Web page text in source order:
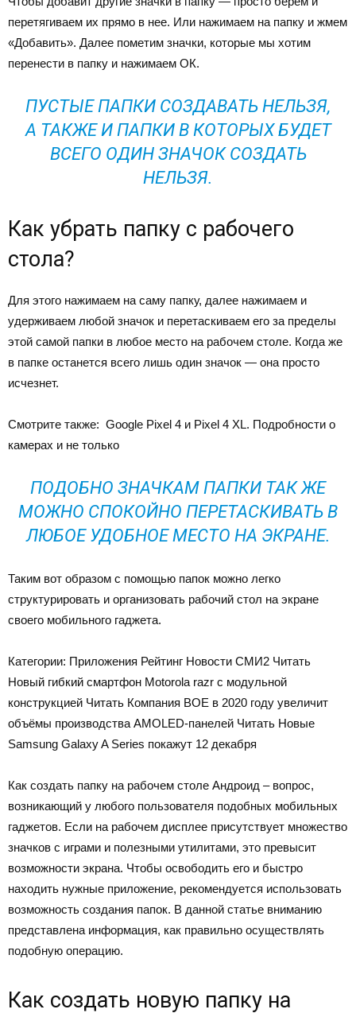
перетягиваем их прямо в нее. Или нажимаем на папку и жмем
«Добавить». Далее пометим значки, которые мы хотим
перенести в папку и нажимаем ОК.
ПУСТЫЕ ПАПКИ СОЗДАВАТЬ НЕЛЬЗЯ,
А ТАКЖЕ И ПАПКИ В КОТОРЫХ БУДЕТ
ВСЕГО ОДИН ЗНАЧОК СОЗДАТЬ
НЕЛЬЗЯ.
Как убрать папку с рабочего
стола?
Для этого нажимаем на саму папку, далее нажимаем и
удерживаем любой значок и перетаскиваем его за пределы
этой самой папки в любое место на рабочем столе. Когда же
в папке останется всего лишь один значок — она просто
исчезнет.
Смотрите также: Google Pixel 4 и Pixel 4 XL. Подробности о
камерах и не только
ПОДОБНО ЗНАЧКАМ ПАПКИ ТАК ЖЕ
МОЖНО СПОКОЙНО ПЕРЕТАСКИВАТЬ В
ЛЮБОЕ УДОБНОЕ МЕСТО НА ЭКРАНЕ.
Таким вот образом с помощью папок можно легко
структурировать и организовать рабочий стол на экране
своего мобильного гаджета.
Категории: Приложения Рейтинг Новости СМИ2 Читать
Новый гибкий смартфон Motorola razr c модульной
конструкцией Читать Компания BOE в 2020 году увеличит
объёмы производства AMOLED-панелей Читать Новые
Samsung Galaxy A Series покажут 12 декабря
Как создать папку на рабочем столе Андроид – вопрос,
возникающий у любого пользователя подобных мобильных
гаджетов. Если на рабочем дисплее присутствует множество
значков с играми и полезными утилитами, это превысит
возможности экрана. Чтобы освободить его и быстро
находить нужные приложение, рекомендуется использовать
возможность создания папок. В данной статье вниманию
представлена информация, как правильно осуществлять
подобную операцию.
Как создать новую папку на